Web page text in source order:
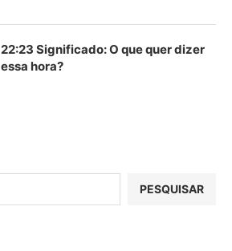
22:23 Significado: O que quer dizer
essa hora?
PESQUISAR